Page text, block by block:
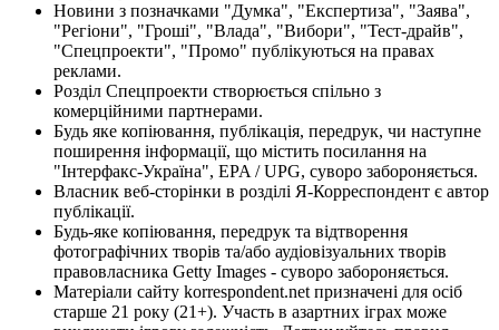
Новини з позначками "Думка", "Експертиза", "Заява",
"Регіони", "Гроші", "Влада", "Вибори", "Тест-драйв",
"Спецпроекти", "Промо" публікуються на правах
реклами.
Розділ Спецпроекти створюється спільно з
комерційними партнерами.
Будь яке копіювання, публікація, передрук, чи наступне
поширення інформації, що містить посилання на
"Інтерфакс-Україна", EPA / UPG, суворо забороняється.
Власник веб-сторінки в розділі Я-Корреспондент є автор
публікації.
Будь-яке копіювання, передрук та відтворення
фотографічних творів та/або аудіовізуальних творів
правовласника Getty Images - суворо забороняється.
Матеріали сайту korrespondent.net призначені для осіб
старше 21 року (21+). Участь в азартних іграх може